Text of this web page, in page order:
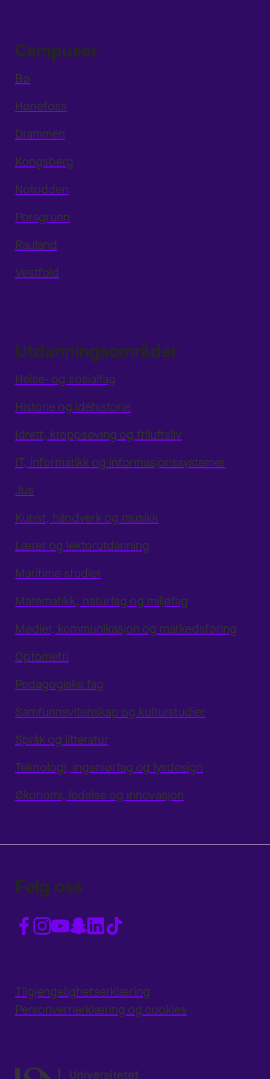
Campuser
Bø
Hønefoss
Drammen
Kongsberg
Notodden
Porsgrunn
Rauland
Vestfold
Utdanningsområder
Helse- og sosialfag
Historie og idéhistorie
Idrett, kroppsøving og friluftsliv
IT, informatikk og informasjonssystemer
Jus
Kunst, håndverk og musikk
Lærer og lektorutdanning
Maritime studier
Matematikk, naturfag og miljøfag
Medier, kommunikasjon og markedsføring
Optometri
Pedagogiske fag
Samfunnsvitenskap og kulturstudier
Språk og litteratur
Teknologi, ingeniørfag og lysdesign
Økonomi, ledelse og innovasjon
Følg oss
Tilgjengelighetserklæring
Personvernerklæring og cookies